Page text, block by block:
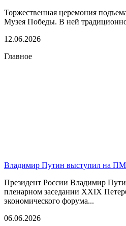
Торжественная церемония
Музея Победы. В ней
12.06.2026
Главное
Владимир Путин выступил на
Президент России Владимир
пленарном заседании XXIX
экономического форума...
06.06.2026